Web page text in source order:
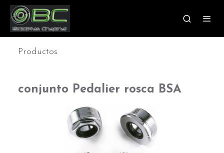
Productos
conjunto Pedalier rosca BSA